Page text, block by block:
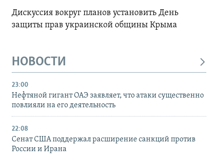
Дискуссия вокруг планов установить День
защиты прав украинской общины Крыма
НОВОСТИ
23:00
Нефтяной гигант ОАЭ заявляет, что атаки существенно
повлияли на его деятельность
22:08
Сенат США поддержал расширение санкций против
России и Ирана